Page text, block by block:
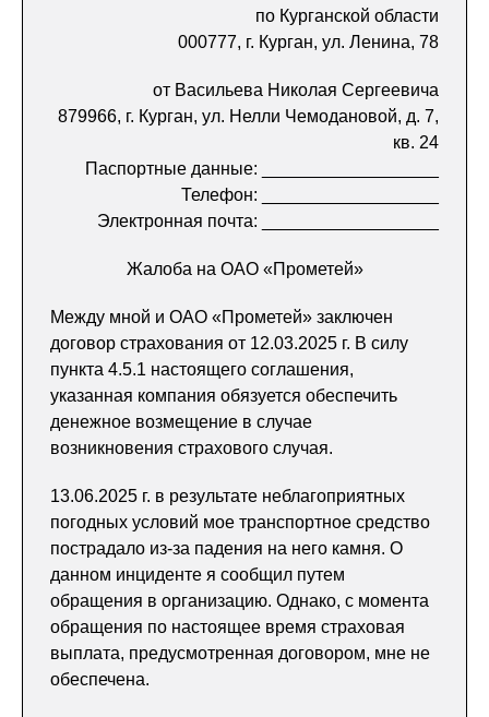
по Курганской области
000777, г. Курган, ул. Ленина, 78
от Васильева Николая Сергеевича
879966, г. Курган, ул. Нелли Чемодановой, д. 7,
кв. 24
Паспортные данные: __________________
Телефон: __________________
Электронная почта: __________________
Жалоба на ОАО «Прометей»
Между мной и ОАО «Прометей» заключен
договор страхования от 12.03.2025 г. В силу
пункта 4.5.1 настоящего соглашения,
указанная компания обязуется обеспечить
денежное возмещение в случае
возникновения страхового случая.
13.06.2025 г. в результате неблагоприятных
погодных условий мое транспортное средство
пострадало из-за падения на него камня. О
данном инциденте я сообщил путем
обращения в организацию. Однако, с момента
обращения по настоящее время страховая
выплата, предусмотренная договором, мне не
обеспечена.